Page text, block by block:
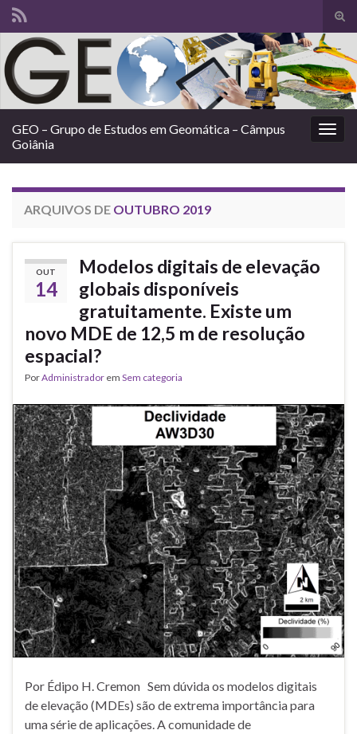
de
Search for:
GEO – Grupo de Estudos em Geomática – Câmpus
Goiânia
ARQUIVOS DE OUTUBRO 2019
OUT
14
Modelos digitais de elevação
globais disponíveis
gratuitamente. Existe um
novo MDE de 12,5 m de resolução
espacial?
PorAdministrador em Sem categoria
Por Édipo H. Cremon Sem dúvida os modelos digitais
de elevação (MDEs) são de extrema importância para
uma série de aplicações. A comunidade de